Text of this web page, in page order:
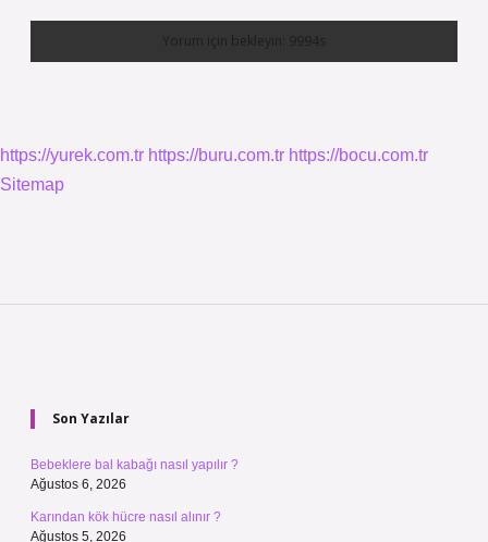
https://yurek.com.tr https://buru.com.tr https://bocu.com.tr
Sitemap
Son Yazılar
Bebeklere bal kabağı nasıl yapılır ?
Ağustos 6, 2026
Karından kök hücre nasıl alınır ?
Ağustos 5, 2026